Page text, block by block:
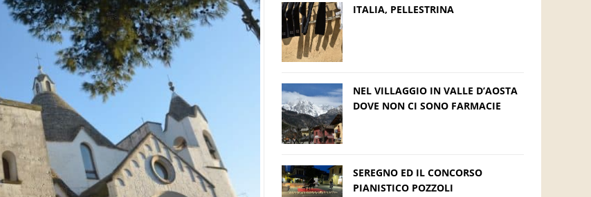
ITALIA, PELLESTRINA
NEL VILLAGGIO IN VALLE D’AOSTA
DOVE NON CI SONO FARMACIE
SEREGNO ED IL CONCORSO
PIANISTICO POZZOLI